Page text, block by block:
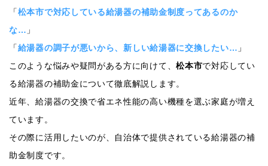
「松本市で対応している給湯器の補助金制度ってあるのか
な… 」
「給湯器の調子が悪いから、新しい給湯器に交換したい… 」
このような悩みや疑問がある方に向けて、松本市で対応してい
る給湯器の補助金について徹底解説します。
近年、給湯器の交換で省エネ性能の高い機種を選ぶ家庭が増え
ています。
その際に活用したいのが、自治体で提供されている給湯器の補
助金制度です。